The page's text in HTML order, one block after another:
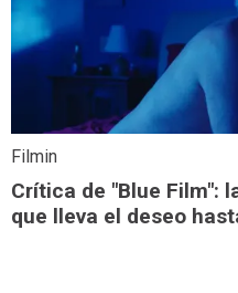
Filmin
Crítica de "Blue Film":
que lleva el deseo